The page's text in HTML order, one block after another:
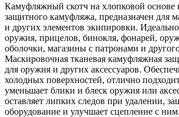
Камуфляжный скотч на хлопковой основе
защитного камуфляжа, предназначен для
и других элементов экипировки.
оружия, прицелов, бинокля, фонарей,
оболочки, магазины с патронами и
Маскировочная тканевая камуфляжная
для оружия и других аксессуаров.
холодных поверхностей, отлично
уменьшает блики и блеск оружия или
оставляет липких следов при удалении,
оборудование и улучшает сцепление с ним.